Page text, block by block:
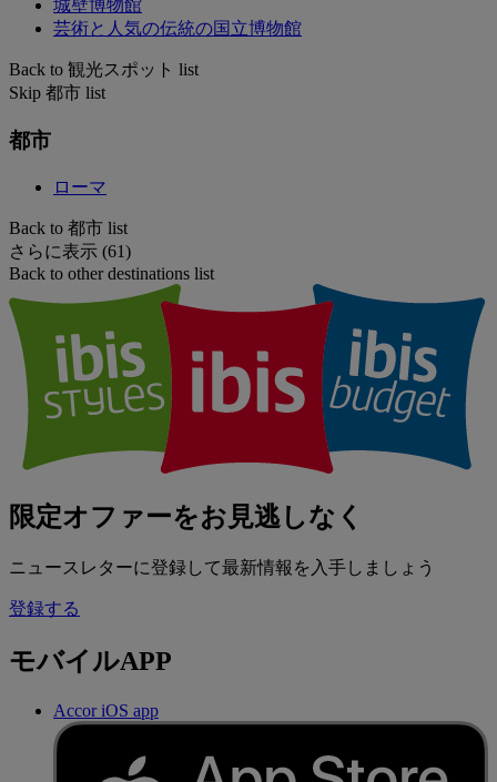
城壁博物館
芸術と人気の伝統の国立博物館
Back to 観光スポット list
Skip 都市 list
都市
ローマ
Back to 都市 list
さらに表示 (61)
Back to other destinations list
限定オファーをお見逃しなく
ニュースレターに登録して最新情報を入手しましょう
登録する
モバイルAPP
Accor iOS app